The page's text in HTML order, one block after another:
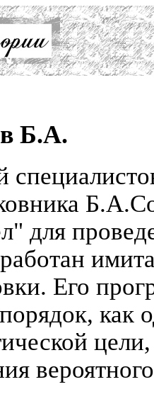
Б.А.
для
Его
как